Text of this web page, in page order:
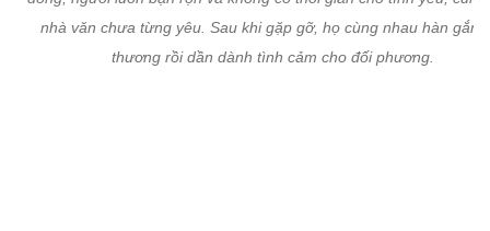
nhà văn chưa từng yêu. Sau khi gặp gỡ, họ cùng nhau hàn gắn
thương rồi dần dành tình cảm cho đối phương.